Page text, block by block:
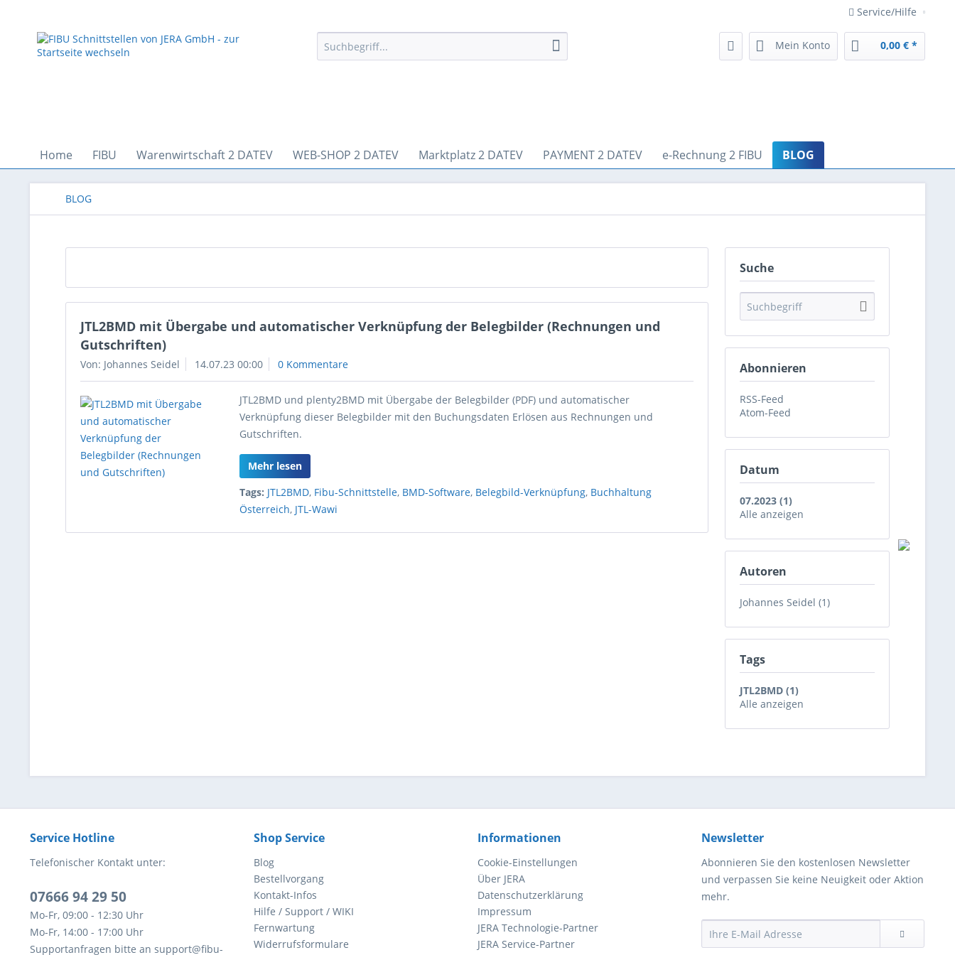
Service/Hilfe
Mein Konto 0,00 € *
Home FIBU Warenwirtschaft 2 DATEV WEB-SHOP 2 DATEV Marktplatz 2 DATEV PAYMENT 2 DATEV e-Rechnung 2 FIBU BLOG
BLOG
Suche
Abonnieren
RSS-Feed
Atom-Feed
Datum
07.2023 (1)
Alle anzeigen
Autoren
Johannes Seidel (1)
Tags
JTL2BMD (1)
Alle anzeigen
JTL2BMD mit Übergabe und automatischer Verknüpfung der Belegbilder (Rechnungen und
Gutschriften)
Von: Johannes Seidel 14.07.23 00:00 0 Kommentare
JTL2BMD und plenty2BMD mit Übergabe der Belegbilder (PDF) und automatischer
Verknüpfung dieser Belegbilder mit den Buchungsdaten Erlösen aus Rechnungen und
Gutschriften.
Mehr lesen
Tags: JTL2BMD, Fibu-Schnittstelle, BMD-Software, Belegbild-Verknüpfung, Buchhaltung
Österreich, JTL-Wawi
Service Hotline
Telefonischer Kontakt unter:
07666 94 29 50
Mo-Fr, 09:00 - 12:30 Uhr
Mo-Fr, 14:00 - 17:00 Uhr
Supportanfragen bitte an support@fibu-
Shop Service
Blog
Bestellvorgang
Kontakt-Infos
Hilfe / Support / WIKI
Fernwartung
Widerrufsformulare
Informationen
Cookie-Einstellungen
Über JERA
Datenschutzerklärung
Impressum
JERA Technologie-Partner
JERA Service-Partner
Newsletter
Abonnieren Sie den kostenlosen Newsletter
und verpassen Sie keine Neuigkeit oder Aktion
mehr.